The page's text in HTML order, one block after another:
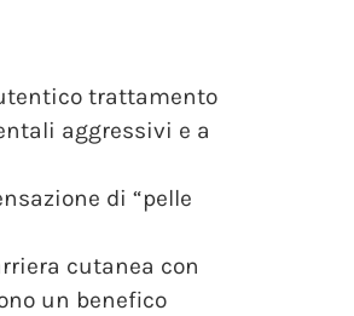
trattamento
aggressivi e a
di “pelle
cutanea con
un benefico